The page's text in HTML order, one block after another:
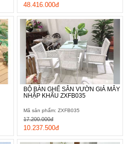
48.416.000đ
BỘ BÀN GHẾ SÂN VƯỜN GIẢ MÂY
NHẬP KHẨU ZXFB035
Mã sản phẩm: ZXFB035
10.237.500đ
17.200.000đ